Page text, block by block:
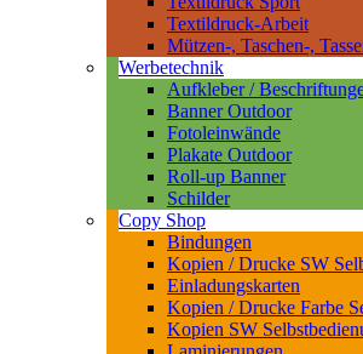
Textildruck-Arbeit
Mützen-, Taschen-,
Werbetechnik
Aufkleber /
Banner Outdoor
Fotoleinwände
Plakate Outdoor
Roll-up Banner
Schilder
Copy Shop
Bindungen
Kopien / Drucke SW
Einladungskarten
Kopien / Drucke Farbe
Kopien SW